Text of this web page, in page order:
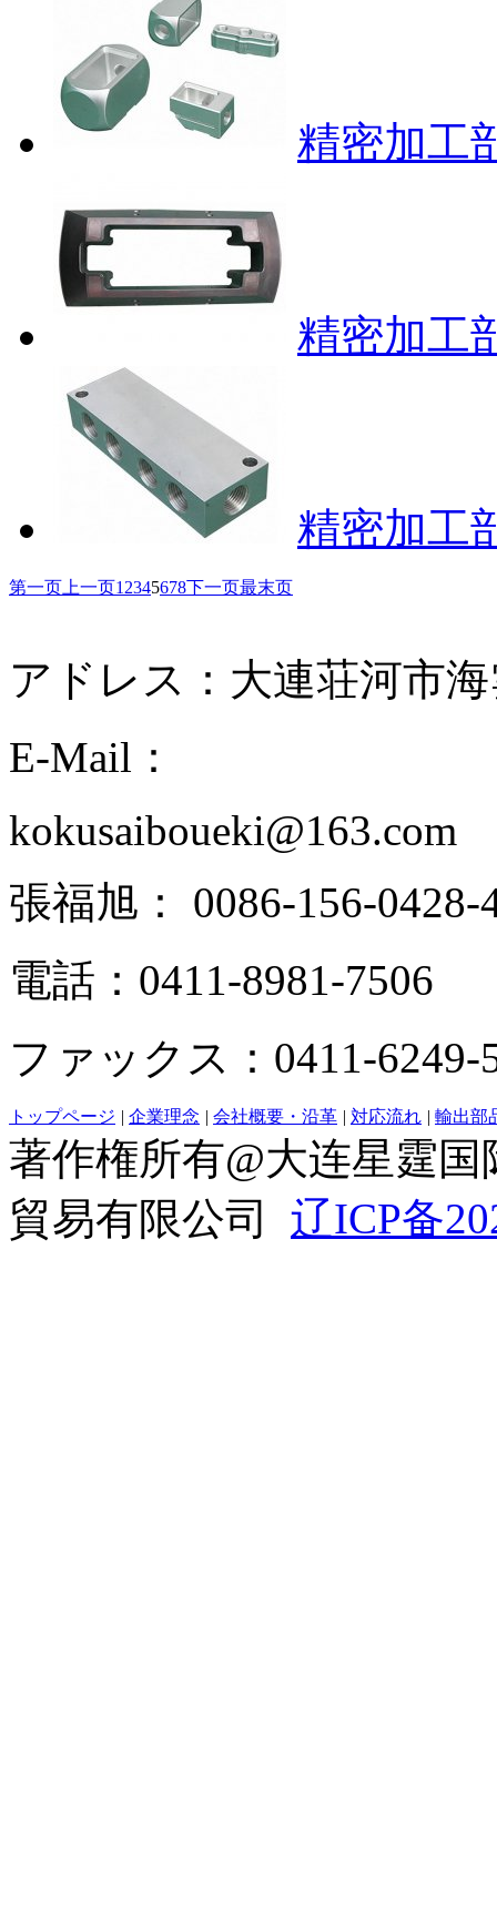
精密加工
精密加工
精密加工
第一页 上一页1 2345678下一页最末页
アドレス：大連荘河市
E-Mail：
kokusaiboueki@163.com
張福旭： 0086-156-0428-
電話：0411-8981-7506
ファックス：0411-6249-
トップページ | 企業理念 | 会社概要・沿革 | 対応流れ | 輸出部
著作権所有@大连星霆
貿易有限公司 辽ICP备